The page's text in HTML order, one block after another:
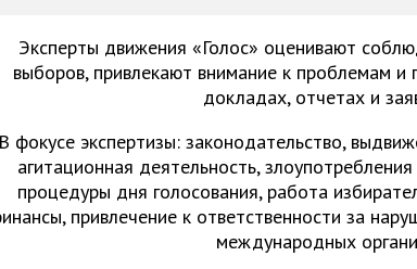
Эксперты движения «Голос» оценивают
выборов, привлекают внимание к проблемам
докладах, отчетах и
В фокусе экспертизы: законодательство,
агитационная деятельность,
процедуры дня голосования, работа
привлечение к ответственности за
международных